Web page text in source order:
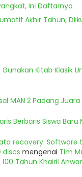
Ini Daftarnya
Akhir Tahun,
Kitab Klasik
MAN 2 Padang Juara
Berbaris Siswa Baru
recovery.
discs mengenai Tim
Tahun Khairil